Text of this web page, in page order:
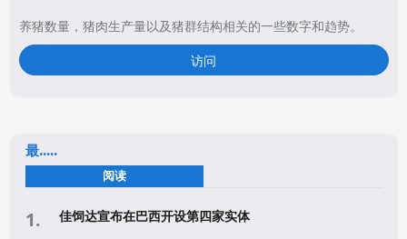
养猪数量，猪肉生产量以及猪群结构相关的一些数字和趋势。
访问
最.....
阅读
佳饲达宣布在巴西开设第四家实体